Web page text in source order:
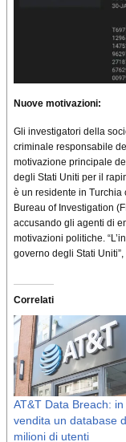
Nuove motivazioni:
Gli investigatori della
criminale responsabile
motivazione principale
degli Stati Uniti per il
è un residente in
Bureau of Investigation
accusando gli agenti di
motivazioni politiche.
governo degli Stati
Correlati
AT&T Data Breach: in
vendita un database
milioni di utenti